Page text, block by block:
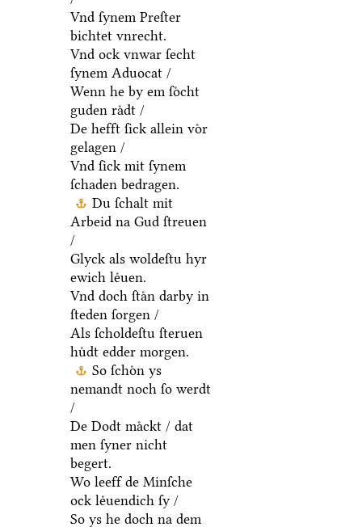
Vnd ſynem Preſter
bichtet vnrecht.
Vnd ock vnwar ſecht
ſynem Aduocat /
Wenn he by em ſoͤcht
guden raͤdt /
De hefft ſick allein voͤr
gelagen /
Vnd ſick mit ſynem
ſchaden bedragen.
Du ſchalt mit
Arbeid na Gud ſtreuen
/
Glyck als woldeſtu hyr
ewich leͤuen.
Vnd doch ſtaͤn darby in
ſteden ſorgen /
Als ſcholdeſtu ſteruen
huͤdt edder morgen.
So ſchoͤn ys
nemandt noch ſo werdt
/
De Dodt maͤckt / dat
men ſyner nicht
begert.
Wo leeff de Minſche
ock leͤuendich ſy /
So ys he doch na dem